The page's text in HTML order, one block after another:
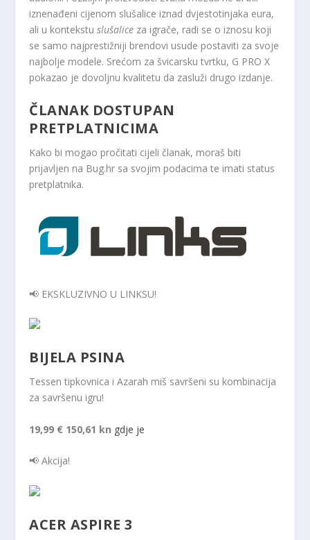
iznenađeni cijenom slušalice iznad dvjestotinjaka eura,
ali u kontekstuslušalice za igrače, radi se o iznosu koji
se samo najprestižniji brendovi usude postaviti za svoje
najbolje modele. Srećom za švicarsku tvrtku, G PRO X
pokazao je dovoljnu kvalitetu da zasluži drugo izdanje.
ČLANAK DOSTUPAN
PRETPLATNICIMA
Kako bi mogao pročitati cijeli članak, moraš biti
prijavljen na Bug.hr sa svojim podacima te imati status
pretplatnika.
📢 EKSKLUZIVNO U LINKSU!
BIJELA PSINA
Tessen tipkovnica i Azarah miš savršeni su kombinacija
za savršenu igru!
19,99 € 150,61 kn gdje je
📢 Akcija!
ACER ASPIRE 3